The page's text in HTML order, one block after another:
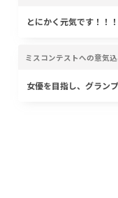
とにかく元気です！！！
ミスコンテストへの意気
女優を目指し、グラン